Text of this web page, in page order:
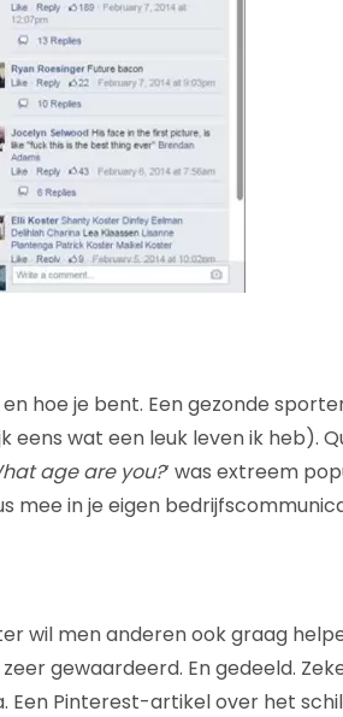
hoe je bent. Een gezonde
wat een leuk leven ik heb).
age are you?‘ was extreem
mee in je eigen
wil men anderen ook graag
gewaardeerd. En gedeeld.
Een Pinterest-artikel over het